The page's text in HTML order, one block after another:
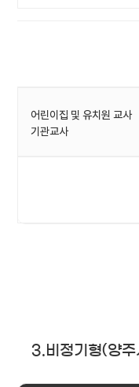
어린이집 및 유치원 교사
기관교사
3.비정기형(양주